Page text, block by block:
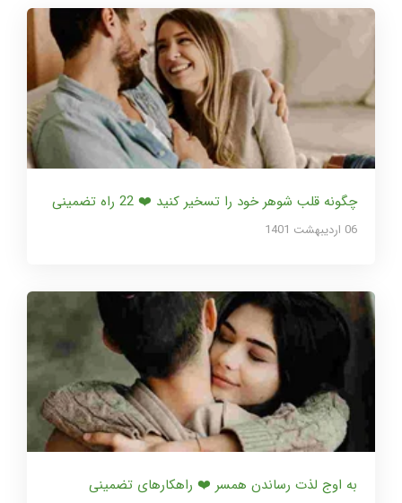
چگونه قلب شوهر خود را تسخیر کنید ❤️ 22 راه تضمینی
06 ارديبهشت 1401
به اوج لذت رساندن همسر ❤️ راهکارهای تضمینی